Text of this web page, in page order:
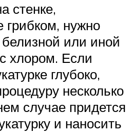
стенке,
грибком, нужно
или иной
хлором. Если
глубоко,
несколько
случае придется
и наносить